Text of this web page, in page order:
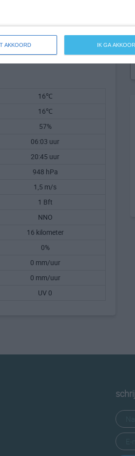
AKKOORD IK GA
16℃
16℃
57%
06:03 uur
20:45 uur
948 hPa
1,5 m/s
1 Bft
NNO
16 kilometer
0%
0 mm/uur
0 mm/uur
UV 0